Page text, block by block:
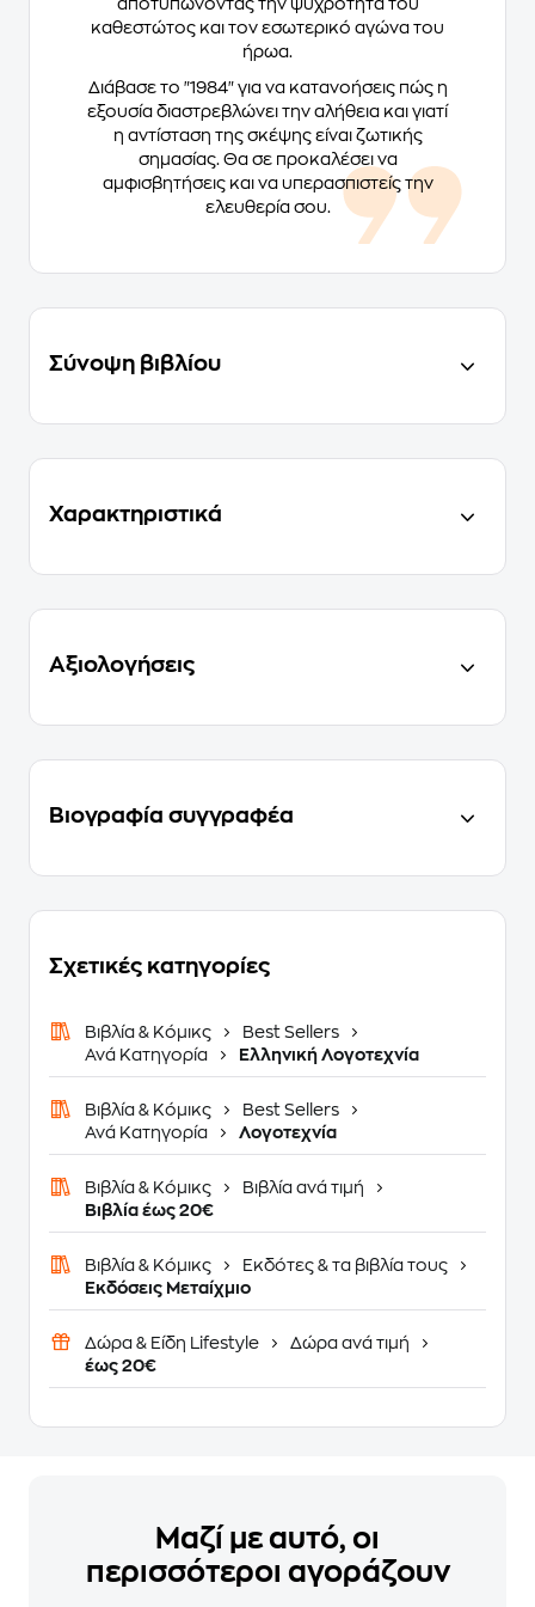
αποτυπώνοντας την ψυχρότητα του
καθεστώτος και τον εσωτερικό αγώνα του
ήρωα.
Διάβασε το "1984" για να κατανοήσεις πώς η
εξουσία διαστρεβλώνει την αλήθεια και γιατί
η αντίσταση της σκέψης είναι ζωτικής
σημασίας. Θα σε προκαλέσει να
αμφισβητήσεις και να υπερασπιστείς την
ελευθερία σου.
Σύνοψη βιβλίου
Χαρακτηριστικά
Αξιολογήσεις
Βιογραφία συγγραφέα
Σχετικές κατηγορίες
Βιβλία & Κόμικς
Best Sellers
Ανά Κατηγορία
Ελληνική Λογοτεχνία
Βιβλία & Κόμικς
Best Sellers
Ανά Κατηγορία
Λογοτεχνία
Βιβλία & Κόμικς
Βιβλία ανά τιμή
Βιβλία έως 20€
Βιβλία & Κόμικς
Εκδότες & τα βιβλία τους
Εκδόσεις Μεταίχμιο
Δώρα & Είδη Lifestyle
Δώρα ανά τιμή
έως 20€
Μαζί με αυτό, οι
περισσότεροι αγοράζουν